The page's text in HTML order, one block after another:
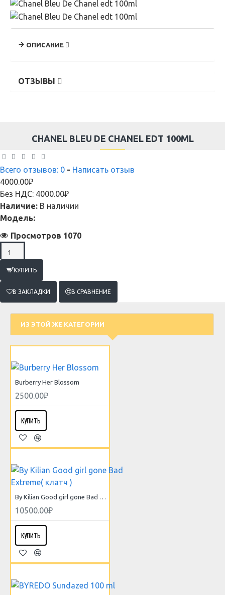
ОПИСАНИЕ
ОТЗЫВЫ
CHANEL BLEU DE CHANEL EDT 100ML
Всего отзывов: 0 - Написать отзыв
4000.00₽
Без НДС: 4000.00₽
Наличие: В наличии
Модель:
Просмотров 1070
КУПИТЬ
В ЗАКЛАДКИ В СРАВНЕНИЕ
ИЗ ЭТОЙ ЖЕ КАТЕГОРИИ
Burberry Her Blossom
2500.00₽
КУПИТЬ
By Kilian Good girl gone Bad Extreme( клатч )
10500.00₽
КУПИТЬ